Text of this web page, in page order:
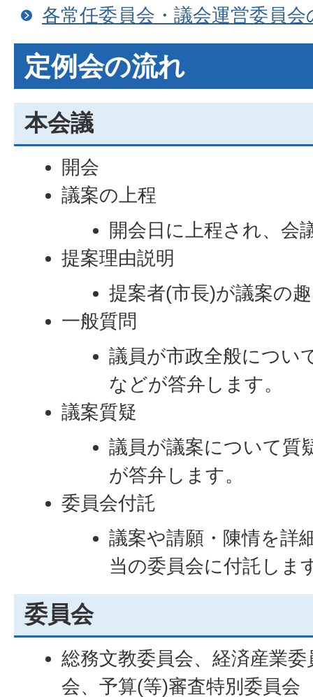
各常任委員会・議会運営委員会
定例会の流れ
本会議
開会
議案の上程
開会日に上程され、会
提案理由説明
提案者(市長)が議案の
一般質問
議員が市政全般につい
などが答弁します。
議案質疑
議員が議案について質
が答弁します。
委員会付託
議案や請願・陳情を詳
当の委員会に付託しま
委員会
総務文教委員会、経済産業
会、予算(等)審査特別委員会